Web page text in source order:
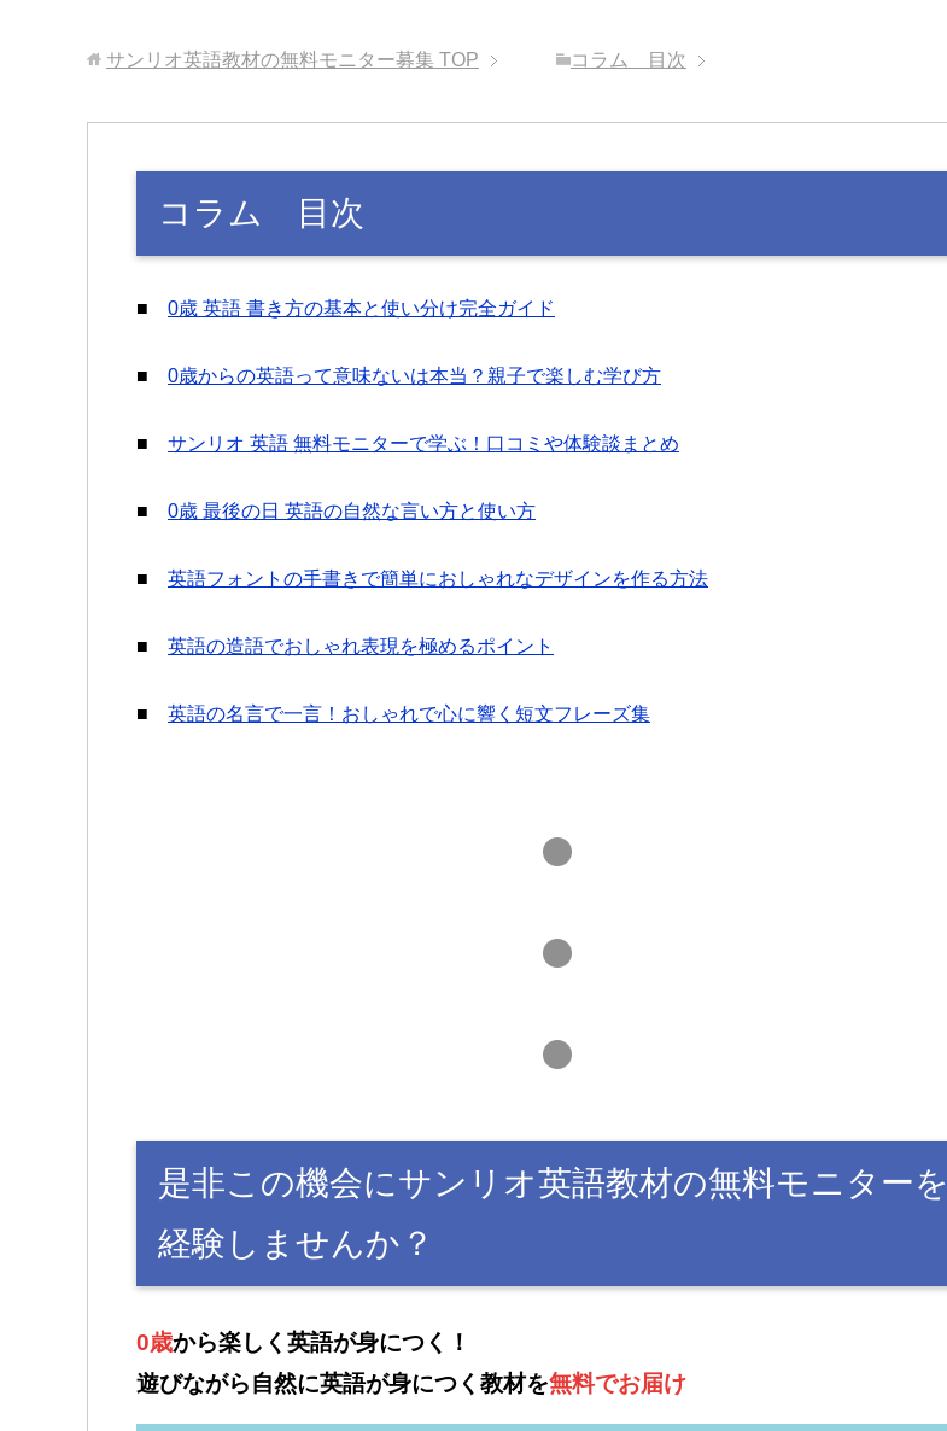
サンリオ英語教材の無料モニター募集 TOP コラム 目次
コラム 目次
■ 0歳 英語 書き方の基本と使い分け完全ガイド
■ 0歳からの英語って意味ないは本当？親子で楽しむ学び方
■ サンリオ 英語 無料モニターで学ぶ！口コミや体験談まとめ
■ 0歳 最後の日 英語の自然な言い方と使い方
■ 英語フォントの手書きで簡単におしゃれなデザインを作る方法
■ 英語の造語でおしゃれ表現を極めるポイント
■ 英語の名言で一言！おしゃれで心に響く短文フレーズ集
是非この機会にサンリオ英語教材の無料モニターを
経験しませんか？
0歳から楽しく英語が身につく！
遊びながら自然に英語が身につく教材を無料でお届け